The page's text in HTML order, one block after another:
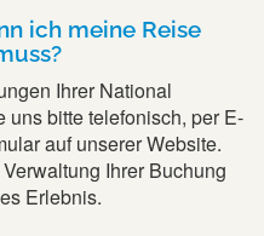
ich meine Reise
Ihrer National
bitte telefonisch, per E-
auf unserer Website.
Ihrer Buchung
Erlebnis.